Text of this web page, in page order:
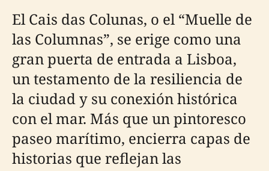
El Cais das Colunas, o el “Muelle de
las Columnas”, se erige como una
gran puerta de entrada a Lisboa,
un testamento de la resiliencia de
la ciudad y su conexión histórica
con el mar. Más que un pintoresco
paseo marítimo, encierra capas de
historias que reflejan las